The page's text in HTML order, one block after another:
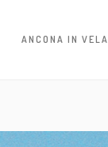
ANCONA IN VELA